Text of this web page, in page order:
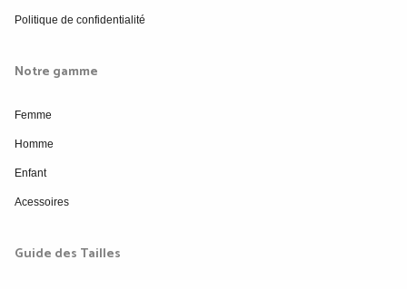
Politique de confidentialité
Notre gamme
Femme
Homme
Enfant
Acessoires
Guide des Tailles